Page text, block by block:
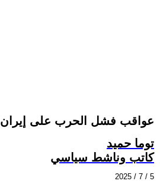
عواقب فشل الحرب على إيران
توما حميد
كاتب وناشط سياسي
2025 / 7 / 5